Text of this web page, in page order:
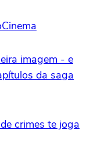
imagem - e
da saga
crimes te joga